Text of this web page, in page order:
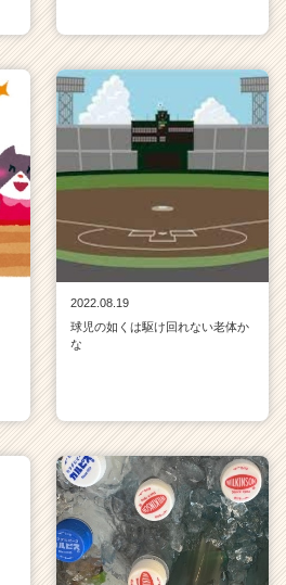
2022.08.19
球児の如くは駆け回れない老体か
な